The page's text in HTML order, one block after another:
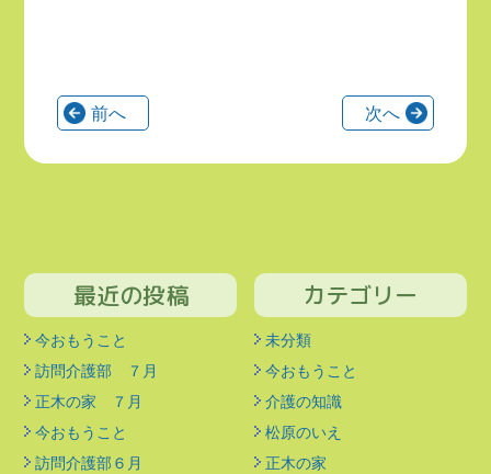
前へ 次へ
最近の投稿
今おもうこと
訪問介護部 ７月
正木の家 ７月
今おもうこと
訪問介護部６月
カテゴリー
未分類
今おもうこと
介護の知識
松原のいえ
正木の家